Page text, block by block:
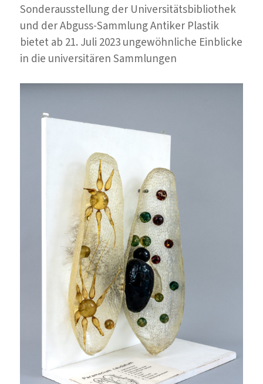
2023
in
Berlin-
Charlottenburg
Sonderausstellung der Universitätsbibliothek
und der Abguss-Sammlung Antiker Plastik
bietet ab 21. Juli 2023 ungewöhnliche Einblicke
in die universitären Sammlungen